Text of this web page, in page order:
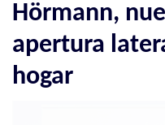
Hörmann,
apertura
hogar